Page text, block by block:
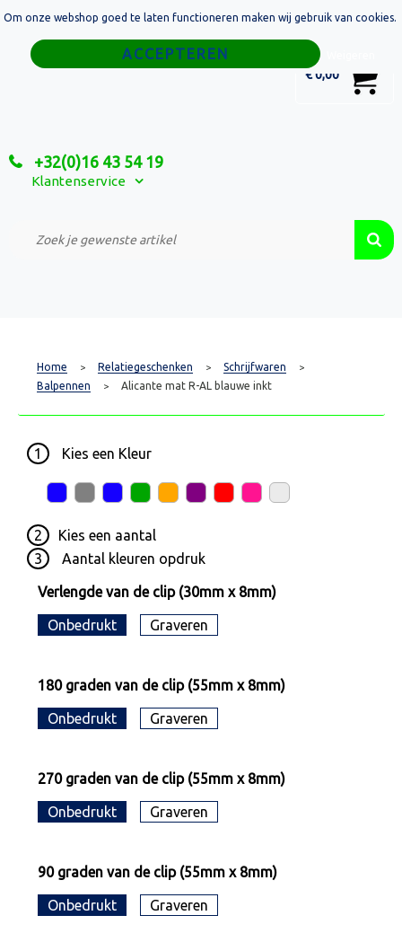
€ 0,00
+32(0)16 43 54 19
Klantenservice
Home
Relatiegeschenken
Custom Made Projecten
Home > Relatiegeschenken > Schrijfwaren >
Balpennen > Alicante mat R-AL blauwe inkt
1 Kies een Kleur
2 Kies een aantal
3
Aantal kleuren opdruk
Verlengde van de clip (30mm x 8mm)
Onbedrukt Graveren
180 graden van de clip (55mm x 8mm)
Onbedrukt Graveren
270 graden van de clip (55mm x 8mm)
Onbedrukt Graveren
90 graden van de clip (55mm x 8mm)
Onbedrukt Graveren
Om onze webshop goed te laten functioneren maken wij gebruik van cookies.